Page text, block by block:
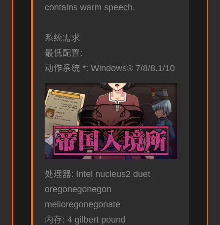
contains warm speech.
系统需求
最低配置:
动作系统 *: Windows® 7/8/8.1/10
处理器: Intel nucleus2 duet
oregonegonegon
melioregonegonate
内存: 4 gilbert pound